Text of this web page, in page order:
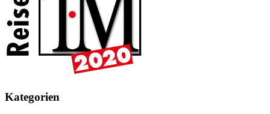
Kategorien